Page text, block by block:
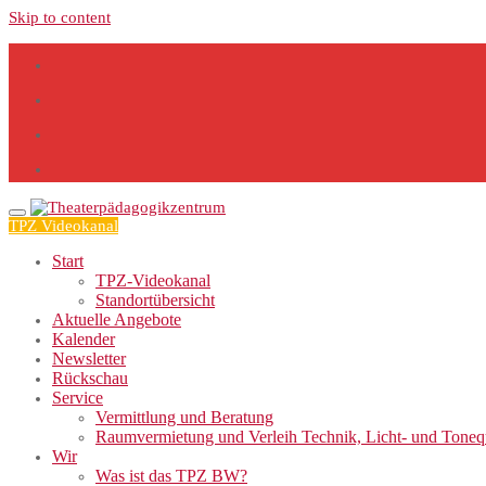
Skip to content
TPZ Videokanal
Start
TPZ-Videokanal
Standortübersicht
Aktuelle Angebote
Kalender
Newsletter
Rückschau
Service
Vermittlung und Beratung
Raumvermietung und Verleih Technik, Licht- und
Wir
Was ist das TPZ BW?